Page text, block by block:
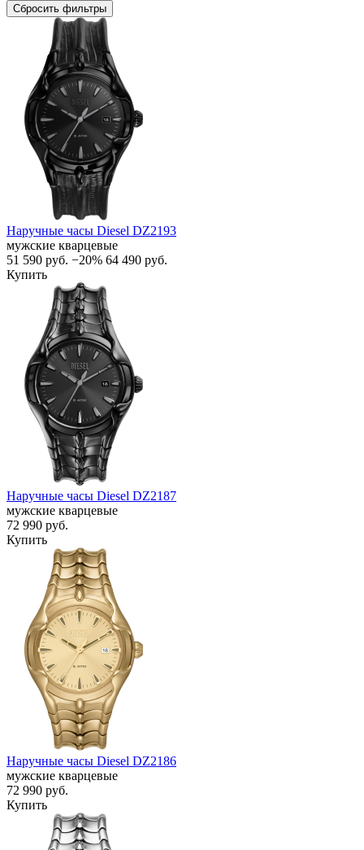
Сбросить фильтры
Наручные часы Diesel DZ2193
мужские кварцевые
51 590 руб. −20% 64 490 руб.
Купить
Наручные часы Diesel DZ2187
мужские кварцевые
72 990 руб.
Купить
Наручные часы Diesel DZ2186
мужские кварцевые
72 990 руб.
Купить